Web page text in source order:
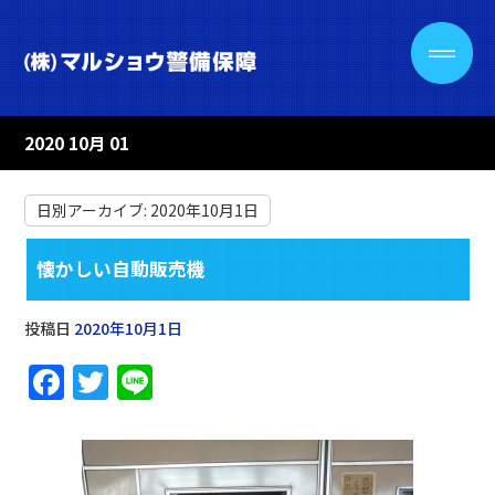
2020 10月 01
日別アーカイブ: 2020年10月1日
懐かしい自動販売機
投稿日 2020年10月1日
F
a
c
T
w
it e